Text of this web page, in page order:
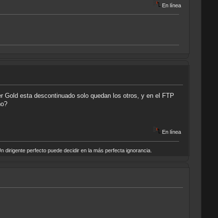
En línea
Gold esta descontinuado solo quedan los otros, y en el FTP
En línea
dirigente perfecto puede decidir en la más perfecta ignorancia.